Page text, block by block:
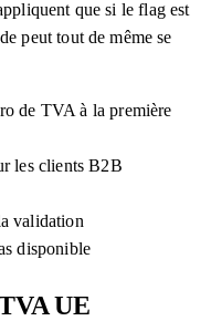
que si le flag est
peut tout de même se
de TVA à la première
les clients B2B
validation
disponible
UE